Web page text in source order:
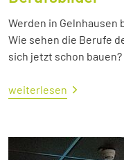
Werden in Gelnhausen
Wie sehen die Berufe
sich jetzt schon bauen?
weiterlesen